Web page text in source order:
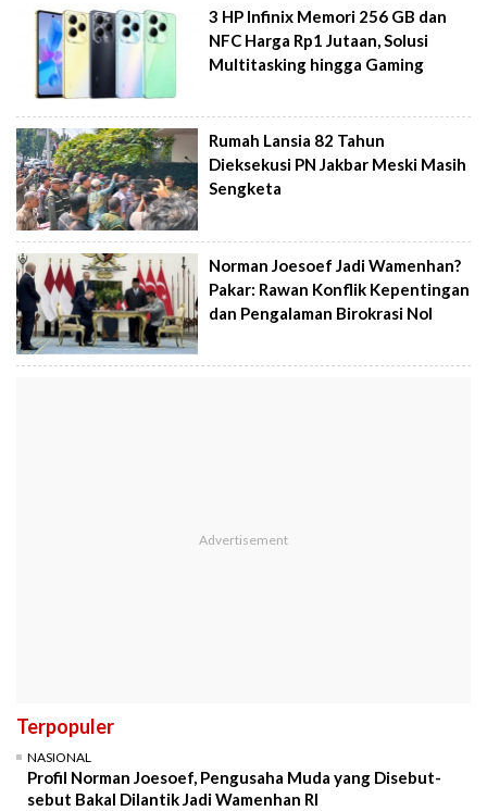
3 HP Infinix Memori 256 GB dan
NFC Harga Rp1 Jutaan, Solusi
Multitasking hingga Gaming
Rumah Lansia 82 Tahun
Dieksekusi PN Jakbar Meski Masih
Sengketa
Norman Joesoef Jadi Wamenhan?
Pakar: Rawan Konflik Kepentingan
dan Pengalaman Birokrasi Nol
Terpopuler
NASIONAL
Profil Norman Joesoef, Pengusaha Muda yang Disebut-
sebut Bakal Dilantik Jadi Wamenhan RI